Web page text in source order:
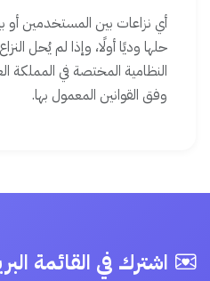
أي نزاعات بين المستخدمين
حلها وديًا أولًا، وإذا لم يُحل
النظامية المختصة في المملكة
وفق القوانين المعمول بها.
اشترك في القائمة